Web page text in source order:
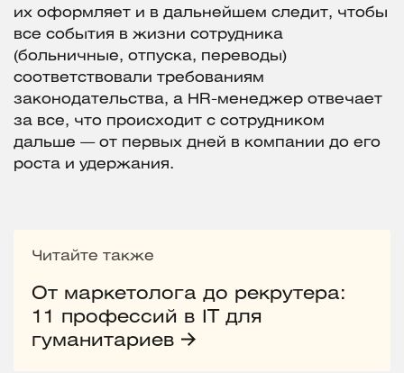
их оформляет и в дальнейшем следит, чтобы
все события в жизни сотрудника
(больничные, отпуска, переводы)
соответствовали требованиям
законодательства, а HR-менеджер отвечает
за все, что происходит с сотрудником
дальше — от первых дней в компании до его
роста и удержания.
Читайте также
От маркетолога до рекрутера:
11 профессий в IT для
гуманитариев